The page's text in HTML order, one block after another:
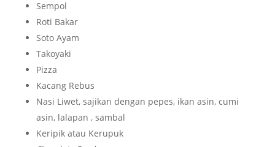
Sempol
Roti Bakar
Soto Ayam
Takoyaki
Pizza
Kacang Rebus
Nasi Liwet, sajikan dengan pepes, ikan asin, cumi
asin, lalapan , sambal
Keripik atau Kerupuk